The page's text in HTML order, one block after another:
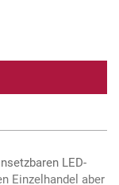
LED-
Einzelhandel aber